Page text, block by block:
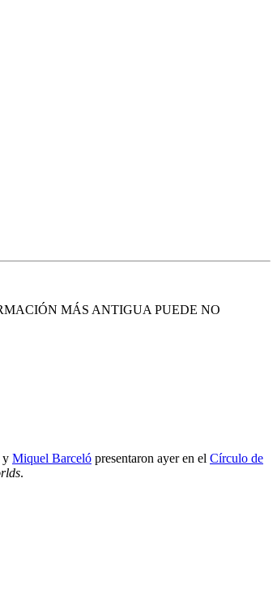
MÁS ANTIGUA PUEDE NO
y Miquel Barceló presentaron ayer en el Círculo de
.